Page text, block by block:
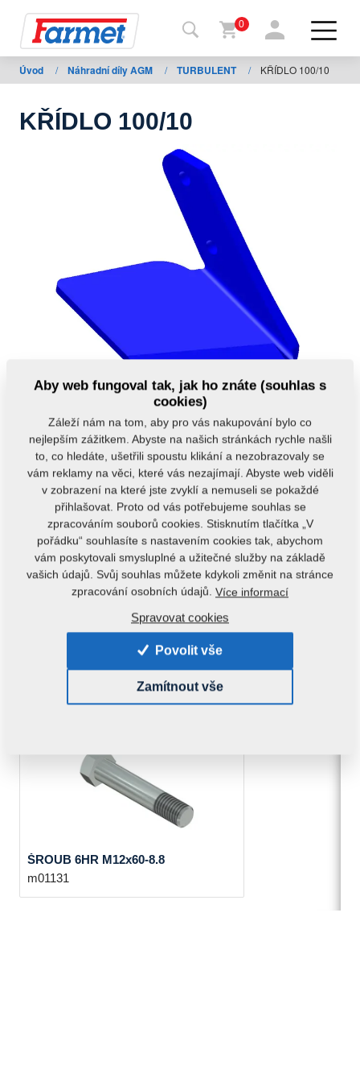
Zpět
na
stažení
0
Úvod / Náhradní díly AGM / TURBULENT / KŘÍDLO 100/10
KŘÍDLO 100/10
Kód produktu: 3003295
Původní katalogové číslo:
3002404
Tento díl je použitelný i pro následující stroje:
TURBULENT
Hmotnost: 2,1370 kg
Doporučujeme k tomuto produktu
ŠROUB 6HR M12x60-8.8
m01131
Aby web fungoval tak, jak ho znáte (souhlas s
cookies)
Záleží nám na tom, aby pro vás nakupování bylo co
nejlepším zážitkem. Abyste na našich stránkách rychle našli
to, co hledáte, ušetřili spoustu klikání a nezobrazovaly se
vám reklamy na věci, které vás nezajímají. Abyste web viděli
v zobrazení na které jste zvyklí a nemuseli se pokaždé
přihlašovat. Proto od vás potřebujeme souhlas se
zpracováním souborů cookies. Stisknutím tlačítka „V
pořádku“ souhlasíte s nastavením cookies tak, abychom
vám poskytovali smysluplné a užitečné služby na základě
vašich údajů. Svůj souhlas můžete kdykoli změnit na stránce
zpracování osobních údajů. Více informací
Spravovat cookies
Povolit vše
Zamítnout vše